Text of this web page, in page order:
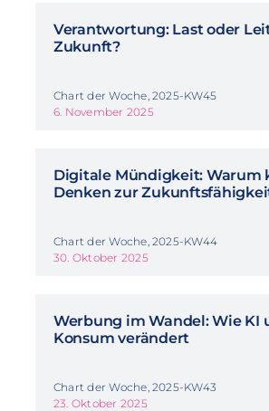
Verantwortung: Last oder
Zukunft?
Chart der Woche, 2025-KW45
6. November 2025
Digitale Mündigkeit: Warum
Denken zur
Chart der Woche, 2025-KW44
30. Oktober 2025
Werbung im Wandel: Wie KI
Konsum verändert
Chart der Woche, 2025-KW43
23. Oktober 2025